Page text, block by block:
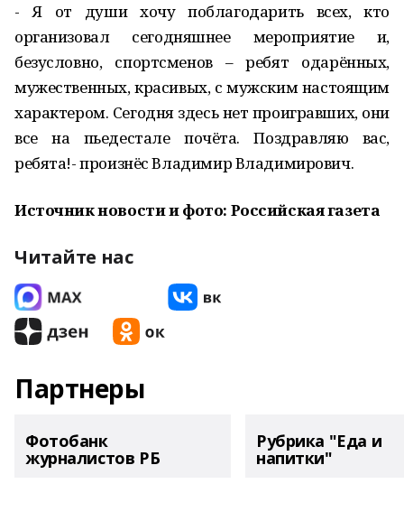
- Я от души хочу поблагодарить всех, кто
организовал сегодняшнее мероприятие и,
безусловно, спортсменов – ребят одарённых,
мужественных, красивых, с мужским настоящим
характером. Сегодня здесь нет проигравших, они
все на пьедестале почёта. Поздравляю вас,
ребята!- произнёс Владимир Владимирович.
Источник новости и фото: Российская газета
Читайте нас
Партнеры
Фотобанк
журналистов РБ
Рубрика "Еда и
напитки"